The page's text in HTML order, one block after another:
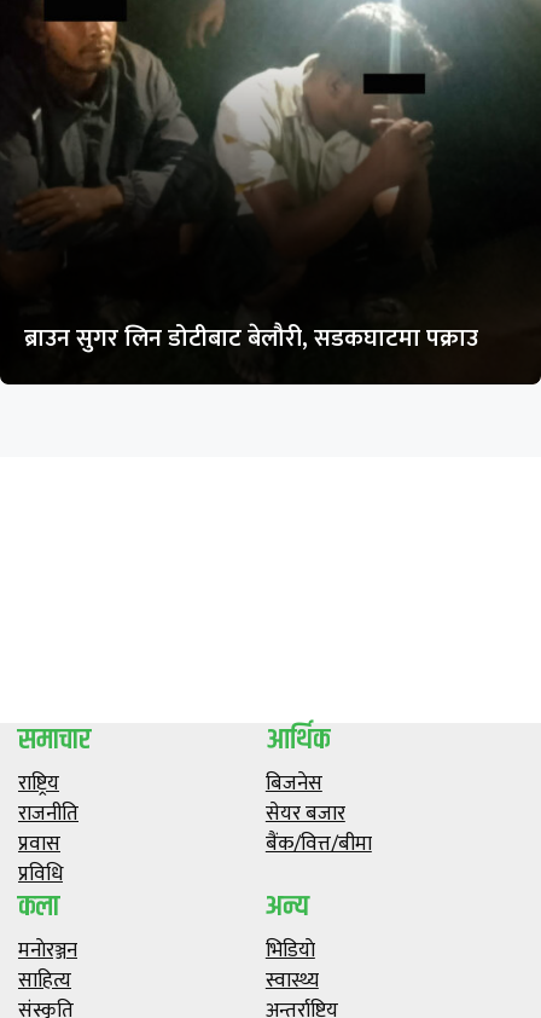
ब्राउन सुगर लिन डोटीबाट बेलौरी, सडकघाटमा पक्राउ
समाचार
राष्ट्रिय
राजनीति
प्रवास
प्रविधि
आर्थिक
बिजनेस
सेयर बजार
बैंक/वित्त/बीमा
कला
मनाेरञ्जन
साहित्य
संस्कृति
अन्य
भिडियाे
स्वास्थ्य
अन्तर्राष्ट्रिय